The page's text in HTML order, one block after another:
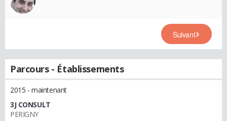
Suivant
Parcours - Établissements
2015 - maintenant
3J CONSULT
PERIGNY